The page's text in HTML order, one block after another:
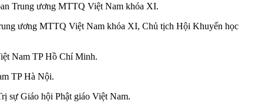
Trung ương MTTQ Việt Nam khóa XI.
ương MTTQ Việt Nam khóa XI, Chủ tịch Hội Khuyến học
Nam TP Hồ Chí Minh.
TP Hà Nội.
sự Giáo hội Phật giáo Việt Nam.